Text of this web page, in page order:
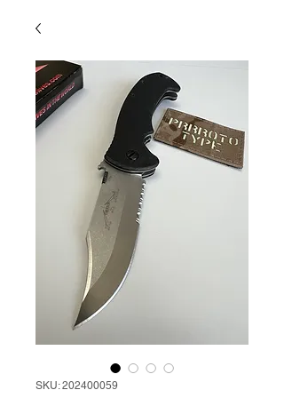
SKU: 202400059